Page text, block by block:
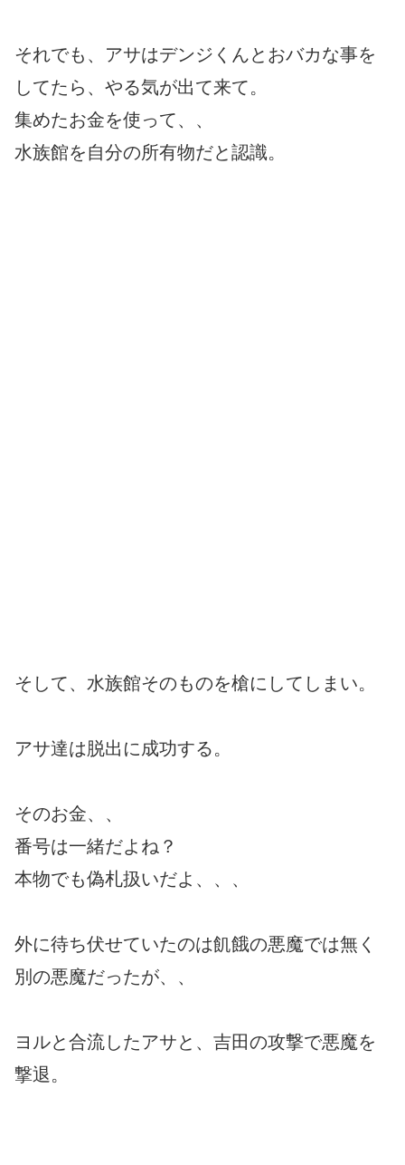
それでも、アサはデンジくんとおバカな事を
してたら、やる気が出て来て。
集めたお金を使って、、
水族館を自分の所有物だと認識。
そして、水族館そのものを槍にしてしまい。
アサ達は脱出に成功する。
そのお金、、
番号は一緒だよね？
本物でも偽札扱いだよ、、、
外に待ち伏せていたのは飢餓の悪魔では無く
別の悪魔だったが、、
ヨルと合流したアサと、吉田の攻撃で悪魔を
撃退。